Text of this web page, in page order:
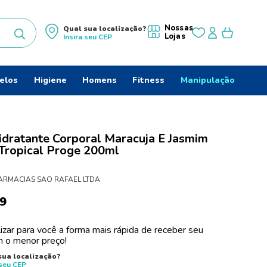
Qual sua localização?
Insira seu CEP
Nossas
Lojas
Higiene Homens Fitness Manipulação
Corporal Maracuja E Jasmim
Proge 200ml
SAO RAFAEL LTDA
para você a forma mais rápida de receber seu
o menor preço!
localização?
CEP